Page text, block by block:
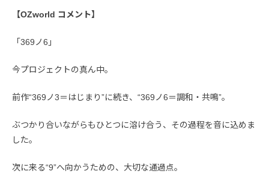
【OZworld コメント】
「369ノ6」
今プロジェクトの真ん中。
前作“369ノ3＝はじまり”に続き、“369ノ6＝調和・共鳴”。
ぶつかり合いながらもひとつに溶け合う、その過程を音に込めま
した。
次に来る“9”へ向かうための、大切な通過点。